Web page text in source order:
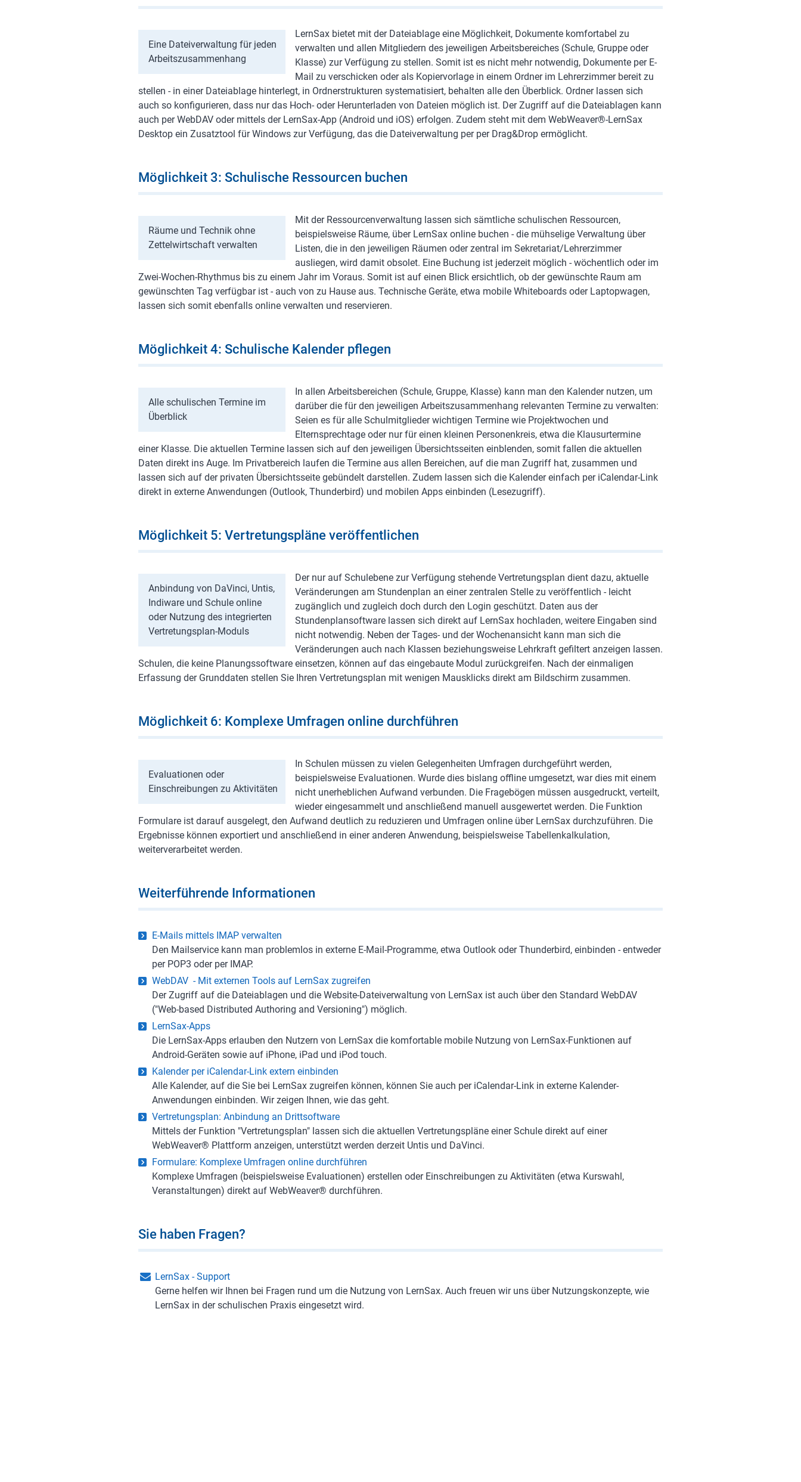
Eine Dateiverwaltung für jeden
Arbeitszusammenhang
LernSax bietet mit der Dateiablage eine Möglichkeit, Dokumente komfortabel zu
verwalten und allen Mitgliedern des jeweiligen Arbeitsbereiches (Schule, Gruppe oder
Klasse) zur Verfügung zu stellen. Somit ist es nicht mehr notwendig, Dokumente per E-
Mail zu verschicken oder als Kopiervorlage in einem Ordner im Lehrerzimmer bereit zu
stellen - in einer Dateiablage hinterlegt, in Ordnerstrukturen systematisiert, behalten alle den Überblick. Ordner lassen sich
auch so konfigurieren, dass nur das Hoch- oder Herunterladen von Dateien möglich ist. Der Zugriff auf die Dateiablagen kann
auch per WebDAV oder mittels der LernSax-App (Android und iOS) erfolgen. Zudem steht mit dem WebWeaver®-LernSax
Desktop ein Zusatztool für Windows zur Verfügung, das die Dateiverwaltung per per Drag&Drop ermöglicht.
Möglichkeit 3: Schulische Ressourcen buchen
Räume und Technik ohne
Zettelwirtschaft verwalten
Mit der Ressourcenverwaltung lassen sich sämtliche schulischen Ressourcen,
beispielsweise Räume, über LernSax online buchen - die mühselige Verwaltung über
Listen, die in den jeweiligen Räumen oder zentral im Sekretariat/Lehrerzimmer
ausliegen, wird damit obsolet. Eine Buchung ist jederzeit möglich - wöchentlich oder im
Zwei-Wochen-Rhythmus bis zu einem Jahr im Voraus. Somit ist auf einen Blick ersichtlich, ob der gewünschte Raum am
gewünschten Tag verfügbar ist - auch von zu Hause aus. Technische Geräte, etwa mobile Whiteboards oder Laptopwagen,
lassen sich somit ebenfalls online verwalten und reservieren.
Möglichkeit 4: Schulische Kalender pflegen
Alle schulischen Termine im
Überblick
In allen Arbeitsbereichen (Schule, Gruppe, Klasse) kann man den Kalender nutzen, um
darüber die für den jeweiligen Arbeitszusammenhang relevanten Termine zu verwalten:
Seien es für alle Schulmitglieder wichtigen Termine wie Projektwochen und
Elternsprechtage oder nur für einen kleinen Personenkreis, etwa die Klausurtermine
einer Klasse. Die aktuellen Termine lassen sich auf den jeweiligen Übersichtsseiten einblenden, somit fallen die aktuellen
Daten direkt ins Auge. Im Privatbereich laufen die Termine aus allen Bereichen, auf die man Zugriff hat, zusammen und
lassen sich auf der privaten Übersichtsseite gebündelt darstellen. Zudem lassen sich die Kalender einfach per iCalendar-Link
direkt in externe Anwendungen (Outlook, Thunderbird) und mobilen Apps einbinden (Lesezugriff).
Möglichkeit 5: Vertretungspläne veröffentlichen
Anbindung von DaVinci, Untis,
Indiware und Schule online
oder Nutzung des integrierten
Vertretungsplan-Moduls
Der nur auf Schulebene zur Verfügung stehende Vertretungsplan dient dazu, aktuelle
Veränderungen am Stundenplan an einer zentralen Stelle zu veröffentlich - leicht
zugänglich und zugleich doch durch den Login geschützt. Daten aus der
Stundenplansoftware lassen sich direkt auf LernSax hochladen, weitere Eingaben sind
nicht notwendig. Neben der Tages- und der Wochenansicht kann man sich die
Veränderungen auch nach Klassen beziehungsweise Lehrkraft gefiltert anzeigen lassen.
Schulen, die keine Planungssoftware einsetzen, können auf das eingebaute Modul zurückgreifen. Nach der einmaligen
Erfassung der Grunddaten stellen Sie Ihren Vertretungsplan mit wenigen Mausklicks direkt am Bildschirm zusammen.
Möglichkeit 6: Komplexe Umfragen online durchführen
Evaluationen oder
Einschreibungen zu Aktivitäten
In Schulen müssen zu vielen Gelegenheiten Umfragen durchgeführt werden,
beispielsweise Evaluationen. Wurde dies bislang offline umgesetzt, war dies mit einem
nicht unerheblichen Aufwand verbunden. Die Fragebögen müssen ausgedruckt, verteilt,
wieder eingesammelt und anschließend manuell ausgewertet werden. Die Funktion
Formulare ist darauf ausgelegt, den Aufwand deutlich zu reduzieren und Umfragen online über LernSax durchzuführen. Die
Ergebnisse können exportiert und anschließend in einer anderen Anwendung, beispielsweise Tabellenkalkulation,
weiterverarbeitet werden.
Weiterführende Informationen
E-Mails mittels IMAP verwalten
Den Mailservice kann man problemlos in externe E-Mail-Programme, etwa Outlook oder Thunderbird, einbinden - entweder
per POP3 oder per IMAP.
WebDAV - Mit externen Tools auf LernSax zugreifen
Der Zugriff auf die Dateiablagen und die Website-Dateiverwaltung von LernSax ist auch über den Standard WebDAV
("Web-based Distributed Authoring and Versioning") möglich.
LernSax-Apps
Die LernSax-Apps erlauben den Nutzern von LernSax die komfortable mobile Nutzung von LernSax-Funktionen auf
Android-Geräten sowie auf iPhone, iPad und iPod touch.
Kalender per iCalendar-Link extern einbinden
Alle Kalender, auf die Sie bei LernSax zugreifen können, können Sie auch per iCalendar-Link in externe Kalender-
Anwendungen einbinden. Wir zeigen Ihnen, wie das geht.
Vertretungsplan: Anbindung an Drittsoftware
Mittels der Funktion "Vertretungsplan" lassen sich die aktuellen Vertretungspläne einer Schule direkt auf einer
WebWeaver® Plattform anzeigen, unterstützt werden derzeit Untis und DaVinci.
Formulare: Komplexe Umfragen online durchführen
Komplexe Umfragen (beispielsweise Evaluationen) erstellen oder Einschreibungen zu Aktivitäten (etwa Kurswahl,
Veranstaltungen) direkt auf WebWeaver® durchführen.
Sie haben Fragen?
LernSax - Support
Gerne helfen wir Ihnen bei Fragen rund um die Nutzung von LernSax. Auch freuen wir uns über Nutzungskonzepte, wie
LernSax in der schulischen Praxis eingesetzt wird.